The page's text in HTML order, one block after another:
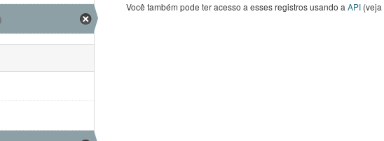
Você também pode ter acesso a esses registros usando a API (veja